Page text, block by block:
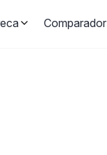
Comparador